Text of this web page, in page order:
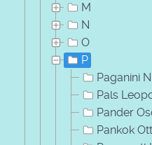
M
N
O
P
Paganini
Pals
Pander
Pankok